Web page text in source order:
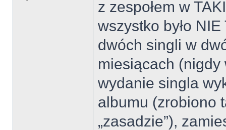
z zespołem w
wszystko było
dwóch singli w
miesiącach (nigdy
wydanie singla
albumu (zrobiono
„zasadzie”),